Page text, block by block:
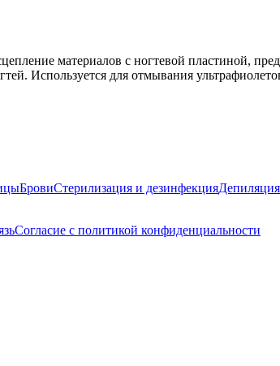
материалов с ногтевой пластиной,
Используется для отмывания
БровиСтерилизация и дезинфекцияДепиляция
Согласие с политикой конфиденциальности